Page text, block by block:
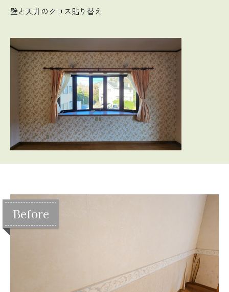
壁と天井のクロス貼り替え